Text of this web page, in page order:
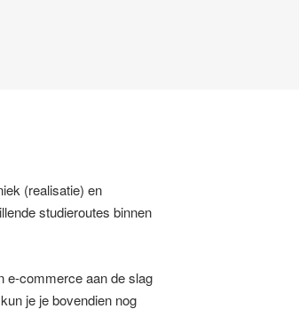
(realisatie) en
studieroutes binnen
e-commerce aan de slag
je je bovendien nog